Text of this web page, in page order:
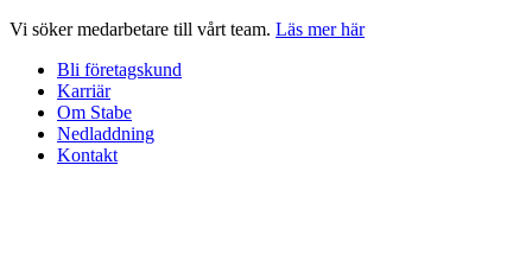
Hoppa
innehåll
Vi söker medarbetare till vårt team. Läs mer här
Bli företagskund
Karriär
Om Stabe
Nedladdning
Kontakt